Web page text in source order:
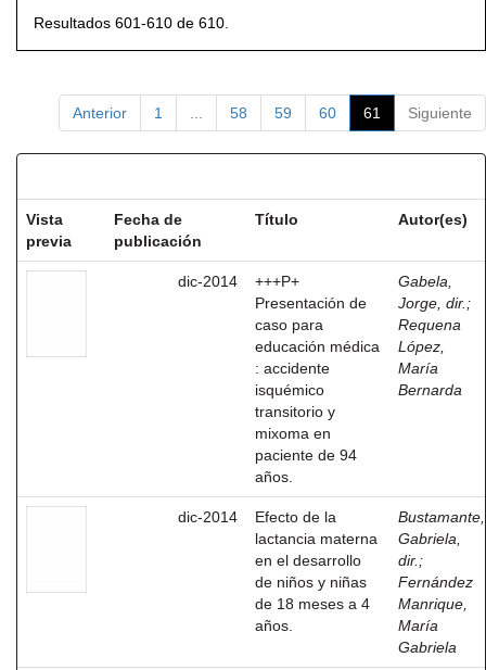
Resultados 601-610 de 610.
Anterior 1 58 59 60 61 Siguiente
Vista
previa
Fecha de
publicación
Título Autor(es)
dic-2014
+++P+
Presentación de
caso para
educación médica
: accidente
isquémico
transitorio y
mixoma en
paciente de 94
años.
Gabela,
Jorge, dir. ;
Requena
López,
María
Bernarda
dic-2014
Efecto de la
lactancia materna
en el desarrollo
de niños y niñas
de 18 meses a 4
años.
Bustamante,
Gabriela,
dir. ;
Fernández
Manrique,
María
Gabriela